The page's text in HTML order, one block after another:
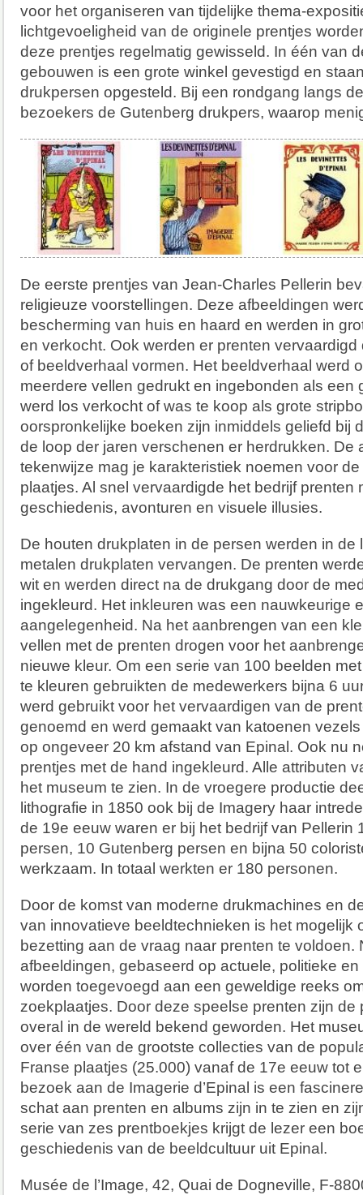
voor het organiseren van tijdelijke thema-
lichtgevoeligheid van de originele prentjes
deze prentjes regelmatig gewisseld. In één van
gebouwen is een grote winkel gevestigd en
drukpersen opgesteld. Bij een rondgang langs
bezoekers de Gutenberg drukpers, waarop
De eerste prentjes van Jean-Charles Pellerin
religieuze voorstellingen. Deze afbeeldingen
bescherming van huis en haard en werden in
en verkocht. Ook werden er prenten
of beeldverhaal vormen. Het beeldverhaal werd
meerdere vellen gedrukt en ingebonden als een
werd los verkocht of was te koop als grote
oorspronkelijke boeken zijn inmiddels geliefd bij
de loop der jaren verschenen er herdrukken. De
tekenwijze mag je karakteristiek noemen voor
plaatjes. Al snel vervaardigde het bedrijf prenten
geschiedenis, avonturen en visuele illusies.
De houten drukplaten in de persen werden in de
metalen drukplaten vervangen. De prenten
wit en werden direct na de drukgang door de
ingekleurd. Het inkleuren was een nauwkeurige
aangelegenheid. Na het aanbrengen van een
vellen met de prenten drogen voor het
nieuwe kleur. Om een serie van 100 beelden
te kleuren gebruikten de medewerkers bijna 6
werd gebruikt voor het vervaardigen van de
genoemd en werd gemaakt van katoenen
op ongeveer 20 km afstand van Epinal. Ook nu
prentjes met de hand ingekleurd. Alle attributen
het museum te zien. In de vroegere productie
lithografie in 1850 ook bij de Imagery haar
de 19e eeuw waren er bij het bedrijf van Pellerin
persen, 10 Gutenberg persen en bijna 50
werkzaam. In totaal werkten er 180 personen.
Door de komst van moderne drukmachines en
van innovatieve beeldtechnieken is het mogelijk
bezetting aan de vraag naar prenten te voldoen.
afbeeldingen, gebaseerd op actuele, politieke
worden toegevoegd aan een geweldige reeks
zoekplaatjes. Door deze speelse prenten zijn de
overal in de wereld bekend geworden. Het
over één van de grootste collecties van de
Franse plaatjes (25.000) vanaf de 17e eeuw tot
bezoek aan de Imagerie d’Epinal is een
schat aan prenten en albums zijn in te zien en
serie van zes prentboekjes krijgt de lezer een
geschiedenis van de beeldcultuur uit Epinal.
Musée de l’Image, 42, Quai de Dogneville, F-